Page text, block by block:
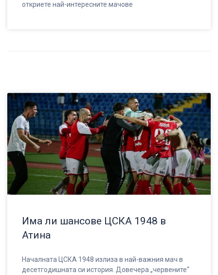
откриете най-интересните мачове
Има ли шансове ЦСКА 1948 в
Атина
Началната ЦСКА 1948 излиза в най-важния мач в
десетгодишната си история. Довечера „червените“